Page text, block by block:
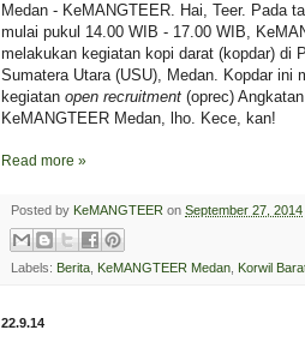
Medan - KeMANGTEER. Hai, Teer. Pada
mulai pukul 14.00 WIB - 17.00 WIB,
melakukan kegiatan kopi darat (kopdar) di
Sumatera Utara (USU), Medan. Kopdar ini
kegiatan open recruitment (oprec)
KeMANGTEER Medan, lho. Kece, kan!
Read more »
Posted by KeMANGTEER on September 27, 2014
Labels: Berita KeMANGTEER Medan Korwil
22.9.14